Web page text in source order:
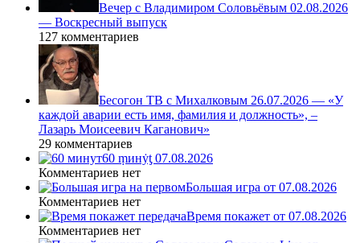
Вечер с Владимиром Соловьёвым 02.08.2026
— Воскресный выпуск
127 комментариев
Бесогон ТВ с Михалковым 26.07.2026 — «У
каждой аварии есть имя, фамилия и должность», –
Лазарь Моисеевич Каганович»
29 комментариев
60 ṃинẏƫ 07.08.2026
Комментариев нет
Большая игра от 07.08.2026
Комментариев нет
Время покажет от 07.08.2026
Комментариев нет